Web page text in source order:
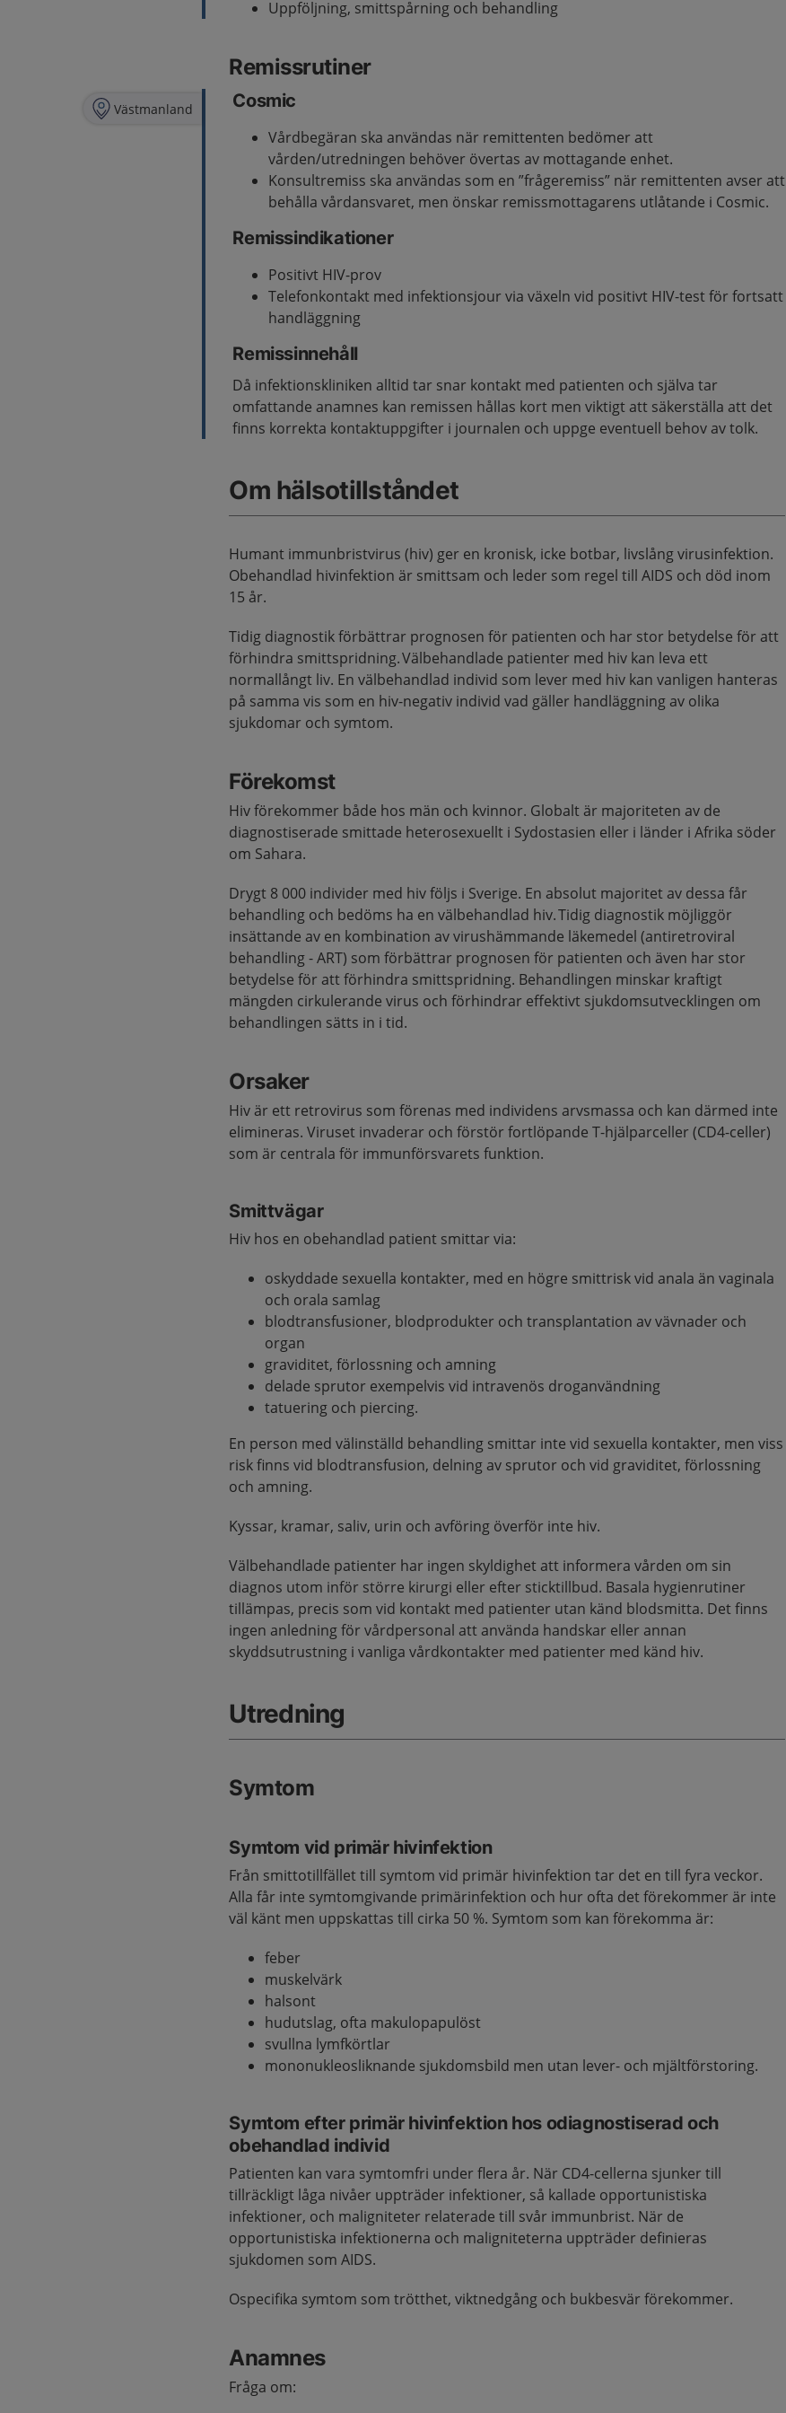
Uppföljning, smittspårning och behandling
Remissrutiner
Västmanland Cosmic
Vårdbegäran ska användas när remittenten bedömer att
vården/utredningen behöver övertas av mottagande enhet.
Konsultremiss ska användas som en ”frågeremiss” när remittenten avser att
behålla vårdansvaret, men önskar remissmottagarens utlåtande i Cosmic.
Remissindikationer
Positivt HIV-prov
Telefonkontakt med infektionsjour via växeln vid positivt HIV-test för fortsatt
handläggning
Remissinnehåll
Då infektionskliniken alltid tar snar kontakt med patienten och själva tar
omfattande anamnes kan remissen hållas kort men viktigt att säkerställa att det
finns korrekta kontaktuppgifter i journalen och uppge eventuell behov av tolk.
Om hälsotillståndet
Humant immunbristvirus (hiv) ger en kronisk, icke botbar, livslång virusinfektion.
Obehandlad hivinfektion är smittsam och leder som regel till AIDS och död inom
15 år.
Tidig diagnostik förbättrar prognosen för patienten och har stor betydelse för att
förhindra smittspridning. Välbehandlade patienter med hiv kan leva ett
normallångt liv. En välbehandlad individ som lever med hiv kan vanligen hanteras
på samma vis som en hiv-negativ individ vad gäller handläggning av olika
sjukdomar och symtom.
Förekomst
Hiv förekommer både hos män och kvinnor. Globalt är majoriteten av de
diagnostiserade smittade heterosexuellt i Sydostasien eller i länder i Afrika söder
om Sahara.
Drygt 8 000 individer med hiv följs i Sverige. En absolut majoritet av dessa får
behandling och bedöms ha en välbehandlad hiv. Tidig diagnostik möjliggör
insättande av en kombination av virushämmande läkemedel (antiretroviral
behandling - ART) som förbättrar prognosen för patienten och även har stor
betydelse för att förhindra smittspridning. Behandlingen minskar kraftigt
mängden cirkulerande virus och förhindrar effektivt sjukdomsutvecklingen om
behandlingen sätts in i tid.
Orsaker
Hiv är ett retrovirus som förenas med individens arvsmassa och kan därmed inte
elimineras.Viruset invaderar och förstör fortlöpande T-hjälparceller (CD4-celler)
som är centrala för immunförsvarets funktion.
Smittvägar
Hiv hos en obehandlad patient smittar via:
oskyddade sexuella kontakter, med en högre smittrisk vid anala än vaginala
och orala samlag
blodtransfusioner, blodprodukter och transplantation av vävnader och
organ
graviditet, förlossning och amning
delade sprutor exempelvis vid intravenös droganvändning
tatuering och piercing.
En person med välinställd behandling smittar inte vid sexuella kontakter, men viss
risk finns vid blodtransfusion, delning av sprutor och vid graviditet, förlossning
och amning.
Kyssar, kramar, saliv, urin och avföring överför inte hiv.
Välbehandlade patienter har ingen skyldighet att informera vården om sin
diagnos utom inför större kirurgi eller efter sticktillbud. Basala hygienrutiner
tillämpas, precis som vid kontakt med patienter utan känd blodsmitta. Det finns
ingen anledning för vårdpersonal att använda handskar eller annan
skyddsutrustning i vanliga vårdkontakter med patienter med känd hiv.
Utredning
Symtom
Symtom vid primär hivinfektion
Från smittotillfället till symtom vid primär hivinfektion tar det en till fyraveckor.
Alla får inte symtomgivande primärinfektion och hur ofta det förekommer är inte
väl känt men uppskattas till cirka 50 %. Symtom som kan förekomma är:
feber
muskelvärk
halsont
hudutslag, ofta makulopapulöst
svullna lymfkörtlar
mononukleosliknande sjukdomsbild men utan lever- och mjältförstoring.
Symtom efter primär hivinfektion hos odiagnostiserad och
obehandlad individ
Patienten kan vara symtomfri under flera år. När CD4-cellerna sjunker till
tillräckligt låga nivåer uppträder infektioner, så kallade opportunistiska
infektioner, och maligniteter relaterade till svår immunbrist. När de
opportunistiska infektionerna och maligniteterna uppträder definieras
sjukdomen som AIDS.
Ospecifika symtom som trötthet, viktnedgång och bukbesvär förekommer.
Anamnes
Fråga om: